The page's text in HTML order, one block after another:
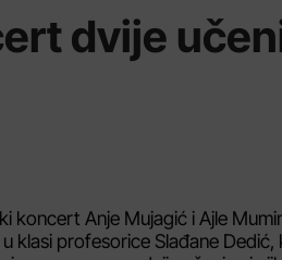
dvije
Anje Mujagić i Ajle
klasi profesorice Slađane